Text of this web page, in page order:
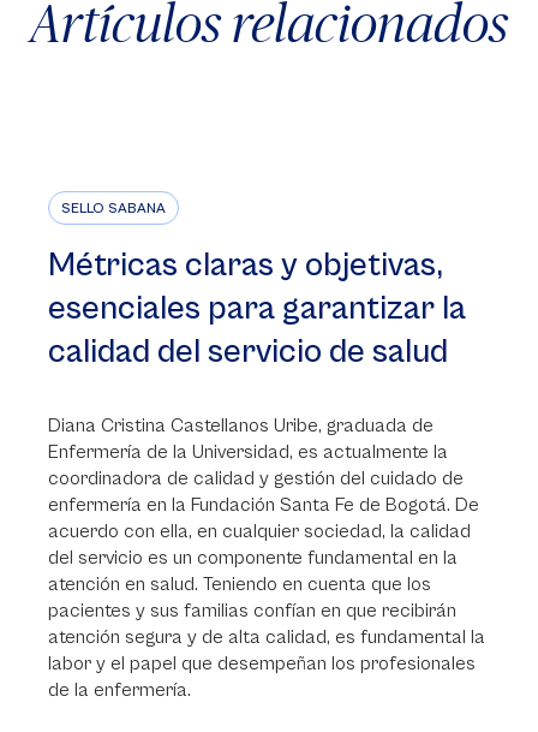
Artículos relacionados
SELLO SABANA
Métricas claras y objetivas,
esenciales para garantizar la
calidad del servicio de salud
Diana Cristina Castellanos Uribe, graduada de
Enfermería de la Universidad, es actualmente la
coordinadora de calidad y gestión del cuidado de
enfermería en la Fundación Santa Fe de Bogotá. De
acuerdo con ella, en cualquier sociedad, la calidad
del servicio es un componente fundamental en la
atención en salud. Teniendo en cuenta que los
pacientes y sus familias confían en que recibirán
atención segura y de alta calidad, es fundamental la
labor y el papel que desempeñan los profesionales
de la enfermería.